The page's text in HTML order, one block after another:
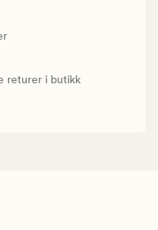
returer i butikk